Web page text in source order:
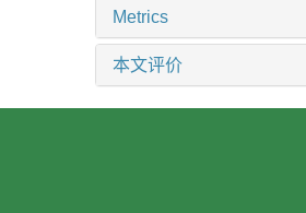
Metrics
本文评价